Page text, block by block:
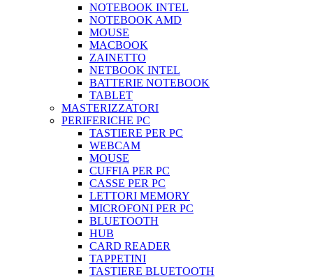
NOTEBOOK INTEL
NOTEBOOK AMD
MOUSE
MACBOOK
ZAINETTO
NETBOOK INTEL
BATTERIE NOTEBOOK
TABLET
MASTERIZZATORI
PERIFERICHE PC
TASTIERE PER PC
WEBCAM
MOUSE
CUFFIA PER PC
CASSE PER PC
LETTORI MEMORY
MICROFONI PER PC
BLUETOOTH
HUB
CARD READER
TAPPETINI
TASTIERE BLUETOOTH